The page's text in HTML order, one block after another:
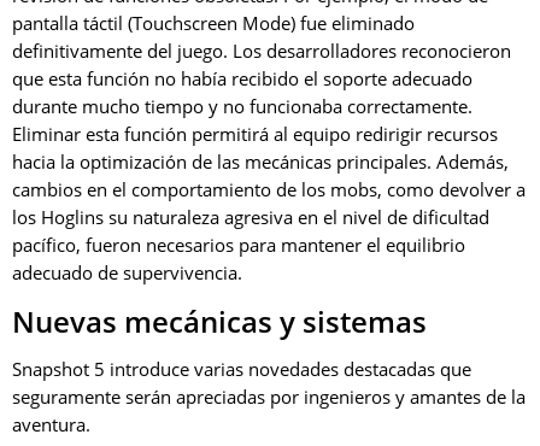
pantalla táctil (Touchscreen Mode) fue eliminado
definitivamente del juego. Los desarrolladores reconocieron
que esta función no había recibido el soporte adecuado
durante mucho tiempo y no funcionaba correctamente.
Eliminar esta función permitirá al equipo redirigir recursos
hacia la optimización de las mecánicas principales. Además,
cambios en el comportamiento de los mobs, como devolver a
los Hoglins su naturaleza agresiva en el nivel de dificultad
pacífico, fueron necesarios para mantener el equilibrio
adecuado de supervivencia.
Nuevas mecánicas y sistemas
Snapshot 5 introduce varias novedades destacadas que
seguramente serán apreciadas por ingenieros y amantes de la
aventura.